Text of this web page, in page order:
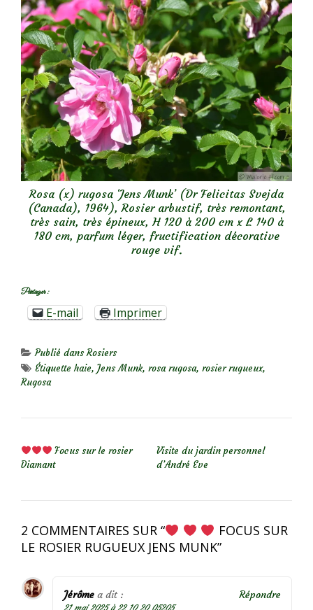
Rosa (x) rugosa ‘Jens Munk’ (Dr Felicitas Svejda
(Canada), 1964), Rosier arbustif, très remontant,
très sain, très épineux, H 120 à 200 cm x L 140 à
180 cm, parfum léger, fructification décorative
rouge vif.
Partager :
E-mail Imprimer
Publié dansRosiers
Étiquettehaie, Jens Munk, rosa rugosa, rosier rugueux,
Rugosa
Focus sur le rosier
Diamant
Visite du jardin personnel
d’André Eve
2 COMMENTAIRES SUR “
FOCUS SUR
LE ROSIER RUGUEUX JENS MUNK”
Jérôme a dit :
21 mai 2025 à 22 10 20 05205
Répondre